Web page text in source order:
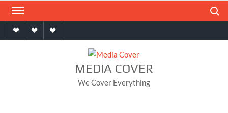
Skip
contentHomeAboutContact
MEDIA COVER
We Cover Everything